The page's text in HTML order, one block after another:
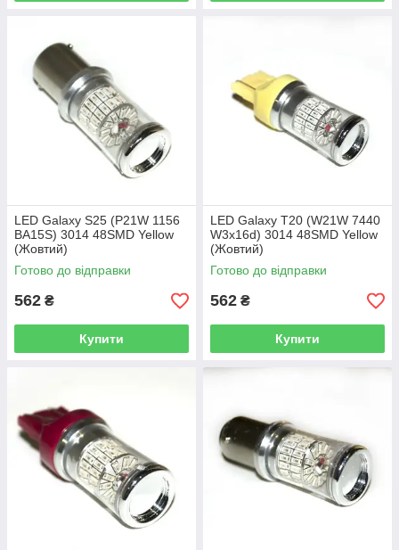
LED Galaxy S25 (P21W 1156
BA15S) 3014 48SMD Yellow
(Жовтий)
Готово до відправки
562 ₴
Купити
LED Galaxy T20 (W21W 7440
W3x16d) 3014 48SMD Yellow
(Жовтий)
Готово до відправки
562 ₴
Купити